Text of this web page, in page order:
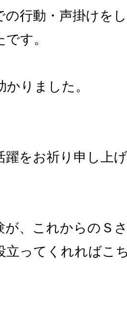
の行動・声掛けを
す。
りました。
躍をお祈り申し上
が、これからのＳ
立ってくれればこ